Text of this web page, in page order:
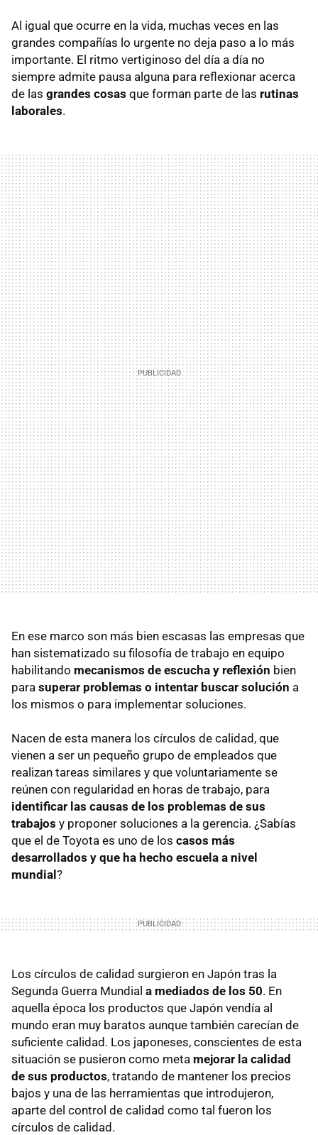
Al igual que ocurre en la vida, muchas veces en las
grandes compañías lo urgente no deja paso a lo más
importante. El ritmo vertiginoso del día a día no
siempre admite pausa alguna para reflexionar acerca
de las grandes cosas que forman parte de las rutinas
laborales.
En ese marco son más bien escasas las empresas que
han sistematizado su filosofía de trabajo en equipo
habilitando mecanismos de escucha y reflexión bien
para superar problemas o intentar buscar solución a
los mismos o para implementar soluciones.
Nacen de esta manera los círculos de calidad, que
vienen a ser un pequeño grupo de empleados que
realizan tareas similares y que voluntariamente se
reúnen con regularidad en horas de trabajo, para
identificar las causas de los problemas de sus
trabajos y proponer soluciones a la gerencia. ¿Sabías
que el de Toyota es uno de los casos más
desarrollados y que ha hecho escuela a nivel
mundial?
Los círculos de calidad surgieron en Japón tras la
Segunda Guerra Mundial a mediados de los 50. En
aquella época los productos que Japón vendía al
mundo eran muy baratos aunque también carecían de
suficiente calidad. Los japoneses, conscientes de esta
situación se pusieron como meta mejorar la calidad
de sus productos, tratando de mantener los precios
bajos y una de las herramientas que introdujeron,
aparte del control de calidad como tal fueron los
círculos de calidad.